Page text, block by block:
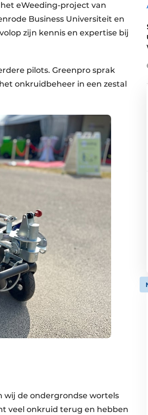
eWeeding-project van
Business Universiteit en
zijn kennis en expertise bij
pilots. Greenpro sprak
onkruidbeheer in een zestal
wij de ondergrondse wortels
veel onkruid terug en hebben